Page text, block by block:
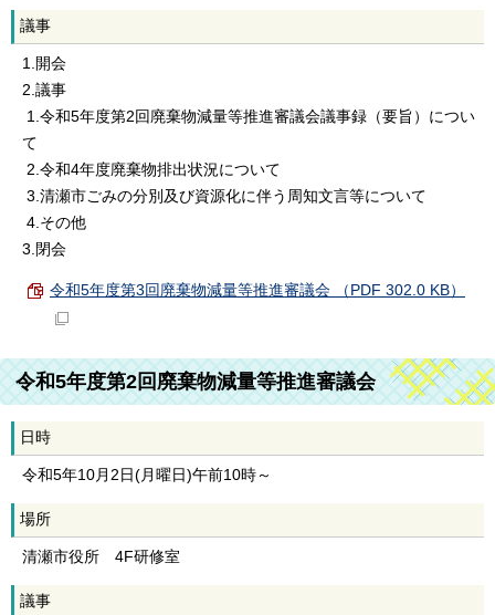
議事
1.開会
2.議事
1.令和5年度第2回廃棄物減量等推進審議会議事録（要旨）につい
て
2.令和4年度廃棄物排出状況について
3.清瀬市ごみの分別及び資源化に伴う周知文言等について
4.その他
3.閉会
令和5年度第3回廃棄物減量等推進審議会 （PDF 302.0 KB）
令和5年度第2回廃棄物減量等推進審議会
日時
令和5年10月2日(月曜日)午前10時～
場所
清瀬市役所 4F研修室
議事